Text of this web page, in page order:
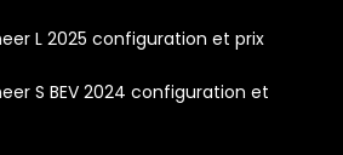
L 2025 configuration et prix
S BEV 2024 configuration et